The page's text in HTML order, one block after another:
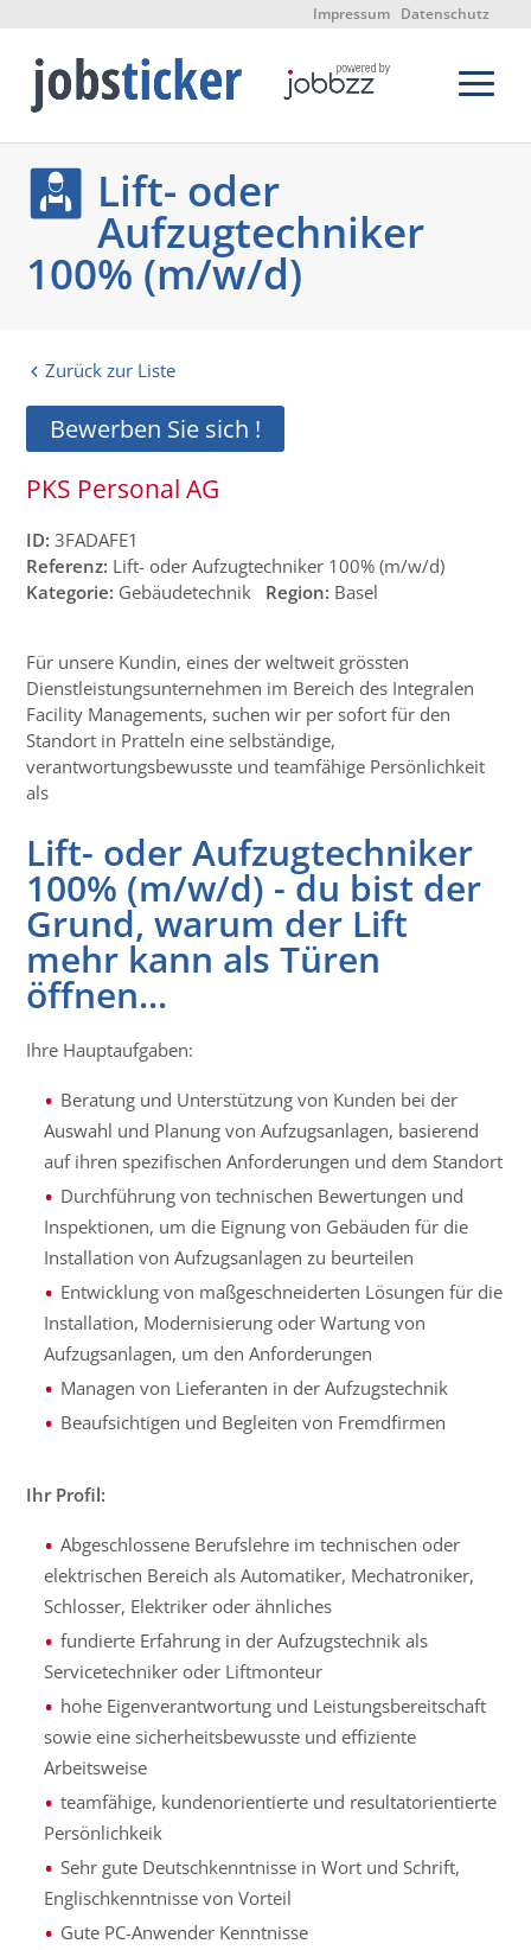
Impressum Datenschutz
Lift- oder
Aufzugtechniker
100% (m/w/d)
Zurück zur Liste
Bewerben Sie sich !
PKS Personal AG
ID: 3FADAFE1
Referenz: Lift- oder Aufzugtechniker 100% (m/w/d)
Kategorie: Gebäudetechnik Region: Basel
Für unsere Kundin, eines der weltweit grössten
Dienstleistungsunternehmen im Bereich des Integralen
Facility Managements, suchen wir per sofort für den
Standort in Pratteln eine selbständige,
verantwortungsbewusste und teamfähige Persönlichkeit
als
Lift- oder Aufzugtechniker
100% (m/w/d) - du bist der
Grund, warum der Lift
mehr kann als Türen
öffnen...
Ihre Hauptaufgaben:
Beratung und Unterstützung von Kunden bei der
Auswahl und Planung von Aufzugsanlagen, basierend
auf ihren spezifischen Anforderungen und dem Standort
Durchführung von technischen Bewertungen und
Inspektionen, um die Eignung von Gebäuden für die
Installation von Aufzugsanlagen zu beurteilen
Entwicklung von maßgeschneiderten Lösungen für die
Installation, Modernisierung oder Wartung von
Aufzugsanlagen, um den Anforderungen
Managen von Lieferanten in der Aufzugstechnik
Beaufsichtigen und Begleiten von Fremdfirmen
Ihr Profil:
Abgeschlossene Berufslehre im technischen oder
elektrischen Bereich als Automatiker, Mechatroniker,
Schlosser, Elektriker oder ähnliches
fundierte Erfahrung in der Aufzugstechnik als
Servicetechniker oder Liftmonteur
hohe Eigenverantwortung und Leistungsbereitschaft
sowie eine sicherheitsbewusste und effiziente
Arbeitsweise
teamfähige, kundenorientierte und resultatorientierte
Persönlichkeik
Sehr gute Deutschkenntnisse in Wort und Schrift,
Englischkenntnisse von Vorteil
Gute PC-Anwender Kenntnisse